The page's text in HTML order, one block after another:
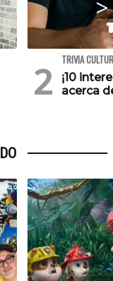
TRIVIA
¡10
acerca